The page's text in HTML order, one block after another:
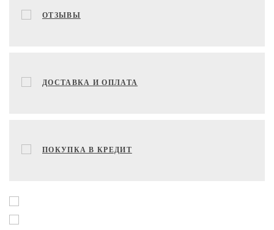
ОТЗЫВЫ
ДОСТАВКА И ОПЛАТА
ПОКУПКА В КРЕДИТ